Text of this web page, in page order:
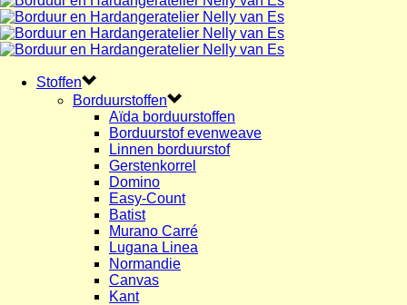
Stoffen
Borduurstoffen
Aïda borduurstoffen
Borduurstof evenweave
Linnen borduurstof
Gerstenkorrel
Domino
Easy-Count
Batist
Murano Carré
Lugana Linea
Normandie
Canvas
Kant